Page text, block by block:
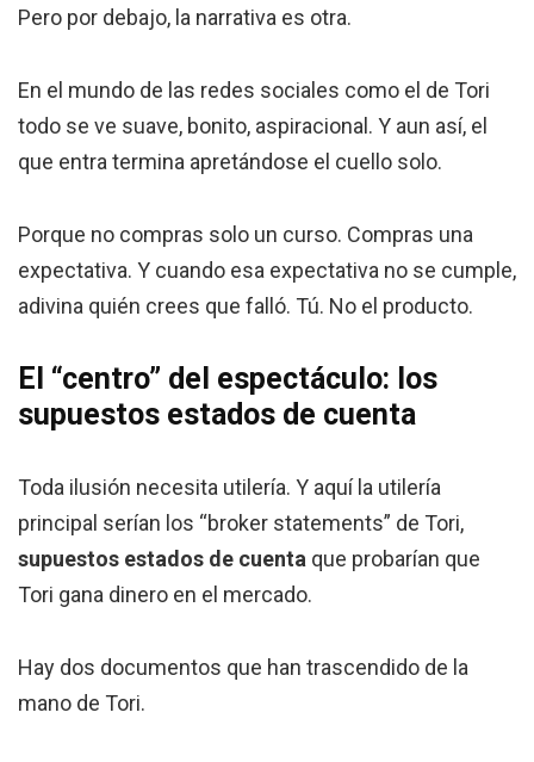
Pero por debajo, la narrativa es otra.
En el mundo de las redes sociales como el de Tori
todo se ve suave, bonito, aspiracional. Y aun así, el
que entra termina apretándose el cuello solo.
Porque no compras solo un curso. Compras una
expectativa. Y cuando esa expectativa no se cumple,
adivina quién crees que falló. Tú. No el producto.
El “centro” del espectáculo: los
supuestos estados de cuenta
Toda ilusión necesita utilería. Y aquí la utilería
principal serían los “broker statements” de Tori,
supuestos estados de cuenta que probarían que
Tori gana dinero en el mercado.
Hay dos documentos que han trascendido de la
mano de Tori.